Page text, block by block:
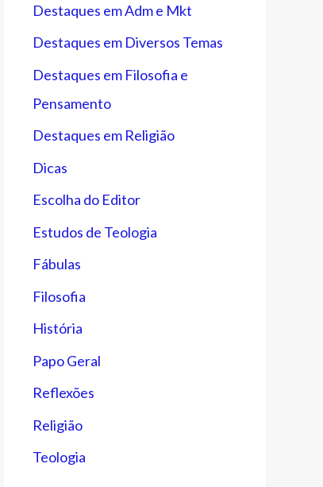
Destaques em Adm e Mkt
Destaques em Diversos Temas
Destaques em Filosofia e
Pensamento
Destaques em Religião
Dicas
Escolha do Editor
Estudos de Teologia
Fábulas
Filosofia
História
Papo Geral
Reflexões
Religião
Teologia